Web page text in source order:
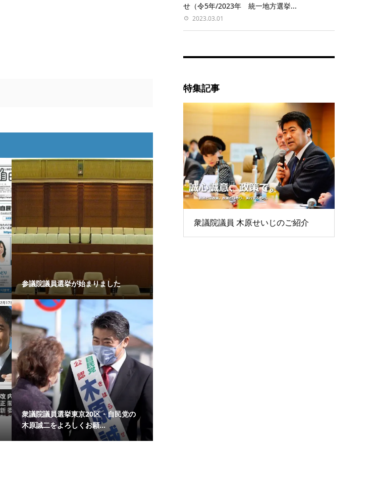
参議院議員選挙が始まりました
衆議院議員選挙東京20区・自民党の
木原誠二をよろしくお願...
せ（令5年/2023年 統一地方選挙...
2023.03.01
特集記事
衆議院議員 木原せいじのご紹介